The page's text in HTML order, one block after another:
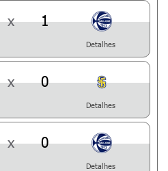
x 1
Detalhes
x 0
Detalhes
x 0
Detalhes